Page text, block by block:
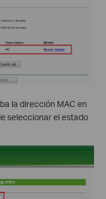
la dirección MAC en
seleccionar el estado